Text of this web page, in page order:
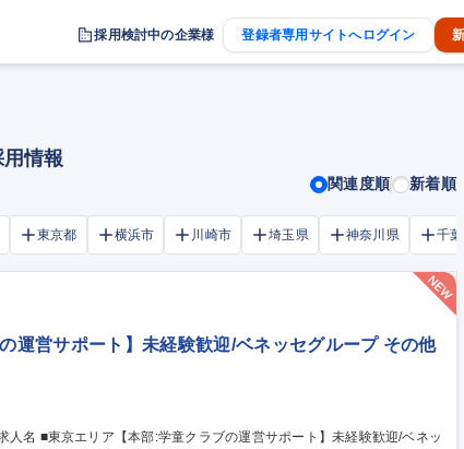
採用検討中の企業様 登録者専用サイトへログイン
情報
関連度順 新着順
東京都 横浜市 川崎市 埼玉県 神奈川県 千葉
運営サポート】未経験歓迎/ベネッセグループ その他